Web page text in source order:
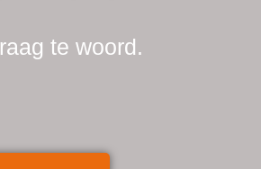
te woord.